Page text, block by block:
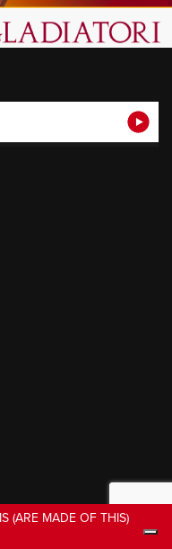
(ARE MADE OF THIS)